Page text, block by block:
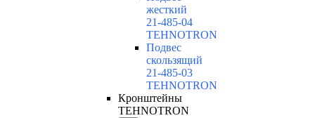
жесткий
21-485-04
TEHNOTRON
Подвес
скользящий
21-485-03
TEHNOTRON
Кронштейны
TEHNOTRON